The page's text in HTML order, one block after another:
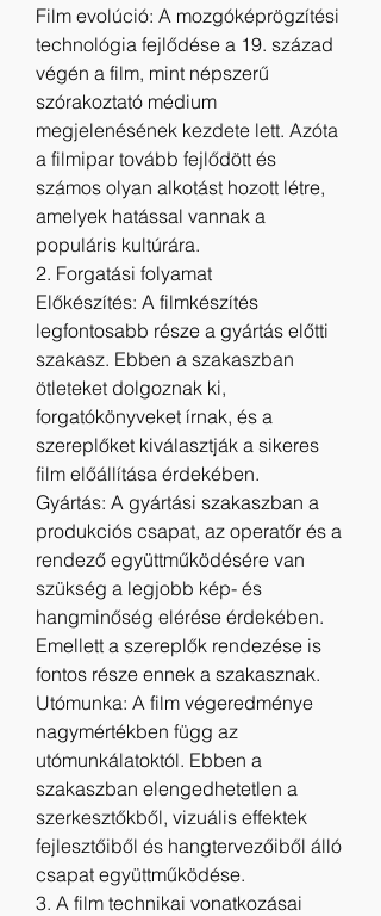
Film evolúció: A mozgóképrögzítési
technológia fejlődése a 19. század
végén a film, mint népszerű
szórakoztató médium
megjelenésének kezdete lett. Azóta
a filmipar tovább fejlődött és
számos olyan alkotást hozott létre,
amelyek hatással vannak a
populáris kultúrára.
2. Forgatási folyamat
Előkészítés: A filmkészítés
legfontosabb része a gyártás előtti
szakasz. Ebben a szakaszban
ötleteket dolgoznak ki,
forgatókönyveket írnak, és a
szereplőket kiválasztják a sikeres
film előállítása érdekében.
Gyártás: A gyártási szakaszban a
produkciós csapat, az operatőr és a
rendező együttműködésére van
szükség a legjobb kép- és
hangminőség elérése érdekében.
Emellett a szereplők rendezése is
fontos része ennek a szakasznak.
Utómunka: A film végeredménye
nagymértékben függ az
utómunkálatoktól. Ebben a
szakaszban elengedhetetlen a
szerkesztőkből, vizuális effektek
fejlesztőiből és hangtervezőiből álló
csapat együttműködése.
3. A film technikai vonatkozásai